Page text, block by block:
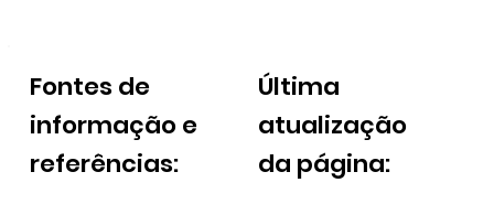
Fontes de
informação e
referências:
Última
atualização
da página: